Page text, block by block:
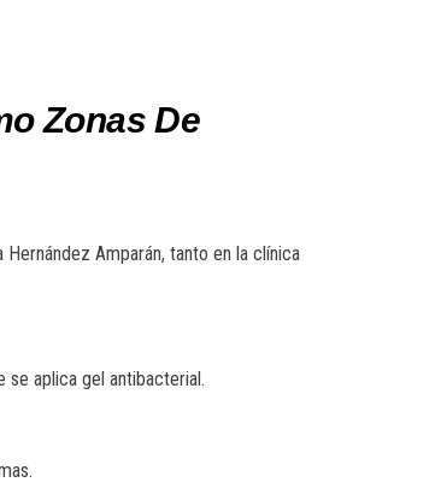
Zonas De
Amparán, tanto en la clínica
se aplica gel antibacterial.